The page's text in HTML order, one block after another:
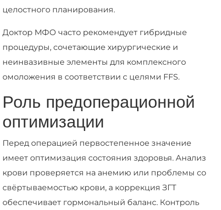
целостного планирования.
Доктор МФО часто рекомендует гибридные
процедуры, сочетающие хирургические и
неинвазивные элементы для комплексного
омоложения в соответствии с целями FFS.
Роль предоперационной
оптимизации
Перед операцией первостепенное значение
имеет оптимизация состояния здоровья. Анализ
крови проверяется на анемию или проблемы со
свёртываемостью крови, а коррекция ЗГТ
обеспечивает гормональный баланс. Контроль